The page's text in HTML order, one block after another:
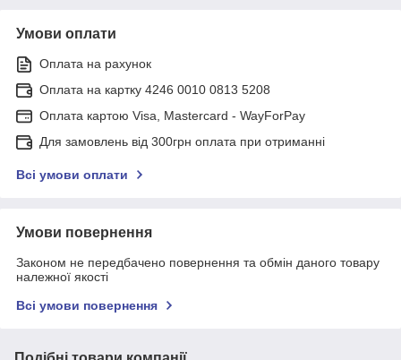
Умови оплати
Оплата на рахунок
Оплата на картку 4246 0010 0813 5208
Оплата картою Visa, Mastercard - WayForPay
Для замовлень від 300грн оплата при отриманні
Всі умови оплати
Умови повернення
Законом не передбачено повернення та обмін даного товару
належної якості
Всі умови повернення